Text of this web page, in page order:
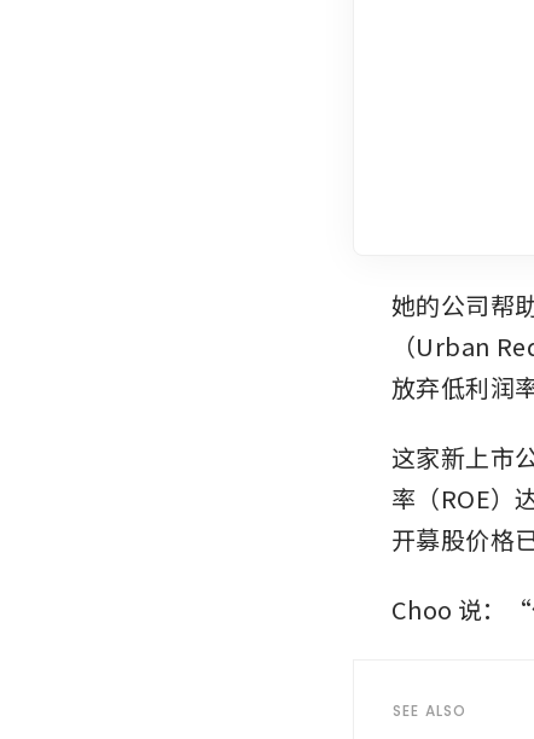
她的公司帮
（Urban
放弃低利润
这家新上市
率（ROE）
开募股价格
Choo 说：“
SEE ALSO